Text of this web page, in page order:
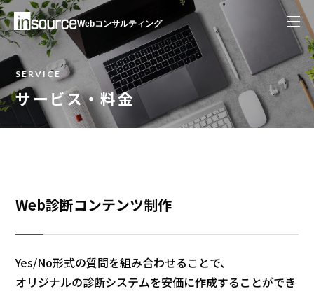
Webコンサルティング
SERVICE
サービス・料金
Web診断コンテンツ制作
Yes/No形式の質問を組み合わせることで、
オリジナルの診断システムを安価に作成することができ